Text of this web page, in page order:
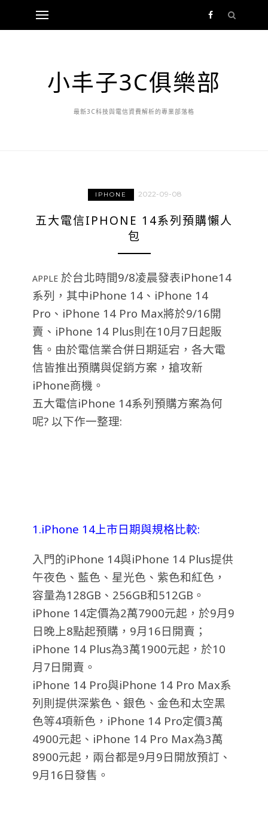
小丰子3C俱樂部
最新3C科技與電信資費解析的專業部落格
IPHONE 2022-09-08
五大電信IPHONE 14系列預購懶人
包
APPLE 於台北時間9/8凌晨發表iPhone14
系列，其中iPhone 14、iPhone 14
Pro、iPhone 14 Pro Max將於9/16開
賣、iPhone 14 Plus則在10月7日起販
售。由於電信業合併日期延宕，各大電
信皆推出預購與促銷方案，搶攻新
iPhone商機。
五大電信iPhone 14系列預購方案為何
呢? 以下作一整理:
1.iPhone 14上市日期與規格比較:
入門的iPhone 14與iPhone 14 Plus提供
午夜色、藍色、星光色、紫色和紅色，
容量為128GB、256GB和512GB。
iPhone 14定價為2萬7900元起，於9月9
日晚上8點起預購，9月16日開賣；
iPhone 14 Plus為3萬1900元起，於10
月7日開賣。
iPhone 14 Pro與iPhone 14 Pro Max系
列則提供深紫色、銀色、金色和太空黑
色等4項新色，iPhone 14 Pro定價3萬
4900元起、iPhone 14 Pro Max為3萬
8900元起，兩台都是9月9日開放預訂、
9月16日發售。